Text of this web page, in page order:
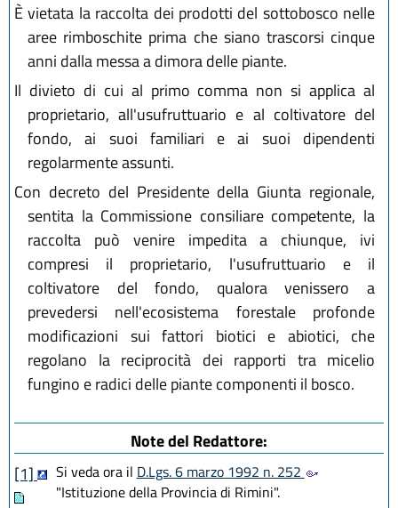
È vietata la raccolta dei prodotti del sottobosco nelle
aree rimboschite prima che siano trascorsi cinque
anni dalla messa a dimora delle piante.
Il divieto di cui al primo comma non si applica al
proprietario, all'usufruttuario e al coltivatore del
fondo, ai suoi familiari e ai suoi dipendenti
regolarmente assunti.
Con decreto del Presidente della Giunta regionale,
sentita la Commissione consiliare competente, la
raccolta può venire impedita a chiunque, ivi
compresi il proprietario, l'usufruttuario e il
coltivatore del fondo, qualora venissero a
prevedersi nell'ecosistema forestale profonde
modificazioni sui fattori biotici e abiotici, che
regolano la reciprocità dei rapporti tra micelio
fungino e radici delle piante componenti il bosco.
Note del Redattore:
[1]
Si veda ora il D.Lgs. 6 marzo 1992 n. 252
"Istituzione della Provincia di Rimini".